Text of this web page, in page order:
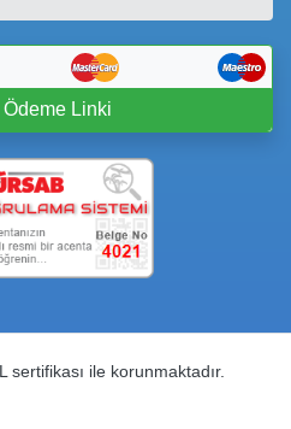
Linki
sertifikası ile korunmaktadır.